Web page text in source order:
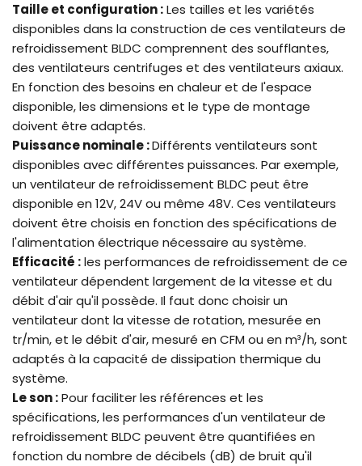
Taille et configuration :Les tailles et les variétés
disponibles dans la construction de ces ventilateurs de
refroidissement BLDC comprennent des soufflantes,
des ventilateurs centrifuges et des ventilateurs axiaux.
En fonction des besoins en chaleur et de l'espace
disponible, les dimensions et le type de montage
doivent être adaptés.
Puissance nominale :Différents ventilateurs sont
disponibles avec différentes puissances. Par exemple,
un ventilateur de refroidissement BLDC peut être
disponible en 12V, 24V ou même 48V. Ces ventilateurs
doivent être choisis en fonction des spécifications de
l'alimentation électrique nécessaire au système.
Efficacité :les performances de refroidissement de ce
ventilateur dépendent largement de la vitesse et du
débit d'air qu'il possède. Il faut donc choisir un
ventilateur dont la vitesse de rotation, mesurée en
tr/min, et le débit d'air, mesuré en CFM ou en m³/h, sont
adaptés à la capacité de dissipation thermique du
système.
Le son :Pour faciliter les références et les
spécifications, les performances d'un ventilateur de
refroidissement BLDC peuvent être quantifiées en
fonction du nombre de décibels (dB) de bruit qu'il